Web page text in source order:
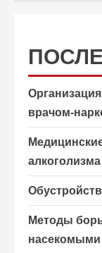
врачом-
алкоголизма
Методы
насекомыми